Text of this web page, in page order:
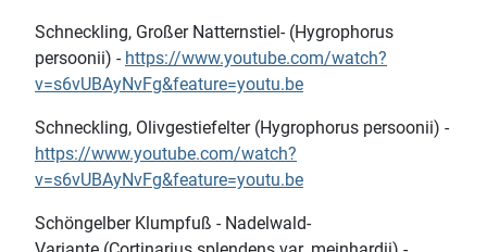
Schneckling, Großer Natternstiel- (Hygrophorus
persoonii) - https://www.youtube.com/watch?
v=s6vUBAyNvFg&feature=youtu.be
Schneckling, Olivgestiefelter (Hygrophorus persoonii) -
https://www.youtube.com/watch?
v=s6vUBAyNvFg&feature=youtu.be
Schöngelber Klumpfuß - Nadelwald-